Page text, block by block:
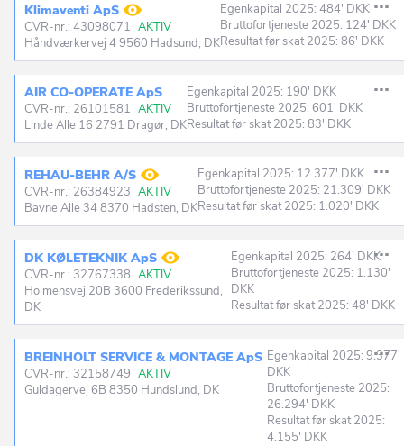
Klimaventi ApS
CVR-nr.: 43098071 AKTIV
Håndværkervej 4 9560 Hadsund, DK
Egenkapital 2025: 484' DKK
Bruttofortjeneste 2025: 124' DKK
Resultat før skat 2025: 86' DKK
AIR CO-OPERATE ApS
CVR-nr.: 26101581 AKTIV
Linde Alle 16 2791 Dragør, DK
Egenkapital 2025: 190' DKK
Bruttofortjeneste 2025: 601' DKK
Resultat før skat 2025: 83' DKK
REHAU-BEHR A/S
CVR-nr.: 26384923 AKTIV
Bavne Alle 34 8370 Hadsten, DK
Egenkapital 2025: 12.377' DKK
Bruttofortjeneste 2025: 21.309' DKK
Resultat før skat 2025: 1.020' DKK
DK KØLETEKNIK ApS
CVR-nr.: 32767338 AKTIV
Holmensvej 20B 3600 Frederikssund,
DK
Egenkapital 2025: 264' DKK
Bruttofortjeneste 2025: 1.130'
DKK
Resultat før skat 2025: 48' DKK
BREINHOLT SERVICE & MONTAGE ApS
CVR-nr.: 32158749 AKTIV
Guldagervej 6B 8350 Hundslund, DK
Egenkapital 2025: 9.377'
DKK
Bruttofortjeneste 2025:
26.294' DKK
Resultat før skat 2025:
4.155' DKK